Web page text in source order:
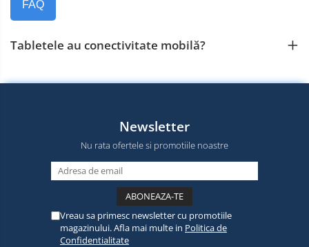
FAQ
Tabletele au conectivitate mobilă?
Newsletter
Nu rata ofertele si promotiile noastre
Vreau sa primesc newsletter cu promotiile
magazinului. Afla mai multe in Politica de
Confidentialitate